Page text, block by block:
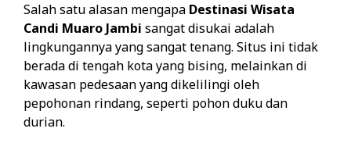
Salah satu alasan mengapa Destinasi Wisata
Candi Muaro Jambi sangat disukai adalah
lingkungannya yang sangat tenang. Situs ini tidak
berada di tengah kota yang bising, melainkan di
kawasan pedesaan yang dikelilingi oleh
pepohonan rindang, seperti pohon duku dan
durian.